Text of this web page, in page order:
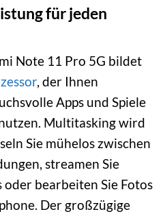
für jeden
Note 11 Pro 5G bildet
, der Ihnen
Apps und Spiele
Multitasking wird
Sie mühelos zwischen
streamen Sie
bearbeiten Sie Fotos
Der großzügige